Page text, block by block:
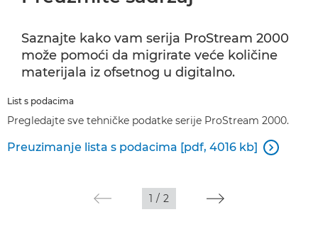
Saznajte kako vam serija ProStream 2000
može pomoći da migrirate veće količine
materijala iz ofsetnog u digitalno.
List s podacima
Pregledajte sve tehničke podatke serije ProStream 2000.
Preuzimanje lista s podacima [pdf, 4016 kb] 
1 / 2